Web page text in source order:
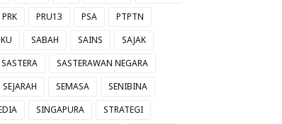
PRK PRU13 PSA
PTPTN
SABAH SAINS
SAJAK
SASTERA
SASTERAWAN NEGARA
SEJARAH SEMASA
SENIBINA
SINGAPURA
STRATEGI